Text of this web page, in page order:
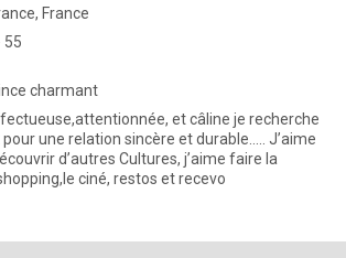
France
55
charmant
et câline je recherche
une relation sincère et durable..... J’aime
d’autres Cultures, j’aime faire la
ciné, restos et recevo